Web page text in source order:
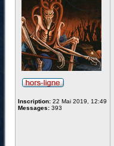
Inscription: 22 Mai 2019, 12:49
Messages: 393